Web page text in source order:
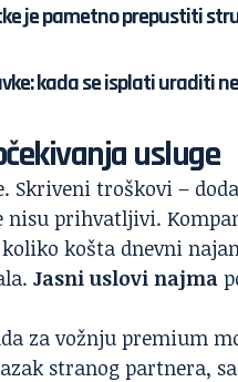
je pametno prepustiti
kada se isplati uraditi
usluge
Skriveni troškovi –
prihvatljivi.
košta dnevni
Jasni uslovi najma
za vožnju premium
stranog partnera,